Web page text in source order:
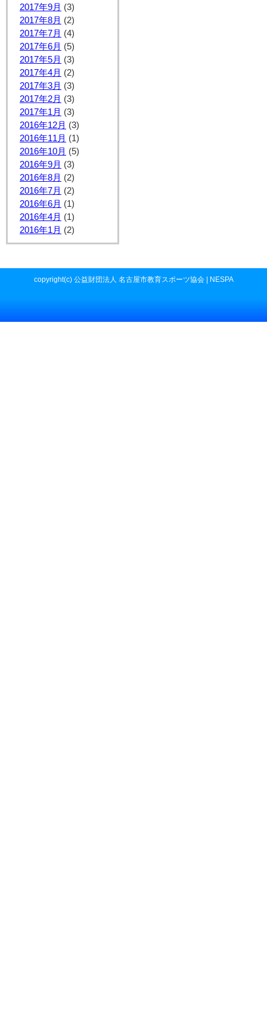
2017年9月 (3)
2017年8月 (2)
2017年7月 (4)
2017年6月 (5)
2017年5月 (3)
2017年4月 (2)
2017年3月 (3)
2017年2月 (3)
2017年1月 (3)
2016年12月 (3)
2016年11月 (1)
2016年10月 (5)
2016年9月 (3)
2016年8月 (2)
2016年7月 (2)
2016年6月 (1)
2016年4月 (1)
2016年1月 (2)
copyright(c) 公益財団法人 名古屋市教育スポーツ協会 | NESPA